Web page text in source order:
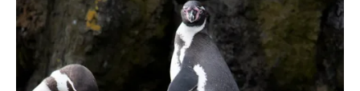
報、中央社報導）草莓園驚見「網殺」慘況！ 20隻鳥喪命
保育類領角鴞也難逃